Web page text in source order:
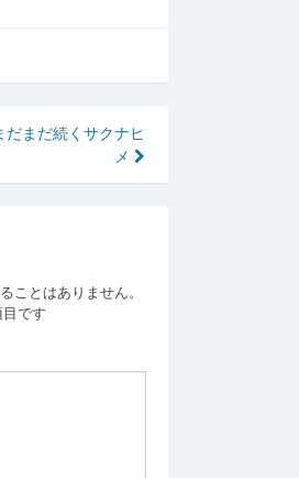
だまだ続くサクナヒ
メ
ことはありません。
です